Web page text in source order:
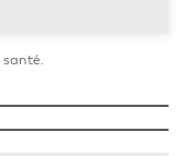
santé.